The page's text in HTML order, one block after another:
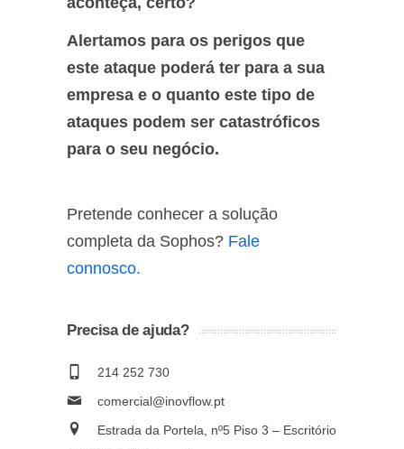
Alertamos para os perigos que
este ataque poderá ter para a sua
empresa e o quanto este tipo de
ataques podem ser catastróficos
para o seu negócio.
Pretende conhecer a solução
completa da Sophos? Fale
connosco.
Precisa de ajuda?
214 252 730
comercial@inovflow.pt
Estrada da Portela, nº5 Piso 3 – Escritório